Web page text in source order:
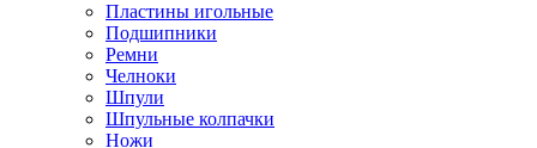
Пластины игольные
Подшипники
Ремни
Челноки
Шпули
Шпульные колпачки
Ножи